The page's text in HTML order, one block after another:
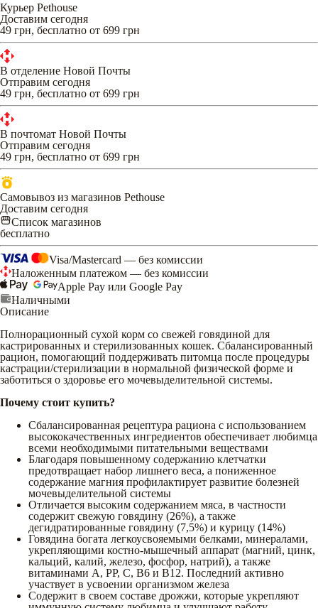
Курьер Pethouse
Доставим сегодня
49 грн, бесплатно от 699 грн
В отделение Новой Почты
Отправим сегодня
49 грн, бесплатно от 699 грн
В почтомат Новой Почты
Отправим сегодня
49 грн, бесплатно от 699 грн
Самовывоз из магазинов Pethouse
Доставим сегодня
Список магазинов
бесплатно
Visa/Mastercard — без комиссии
Наложенным платежом — без комиссии
Apple Pay или Google Pay
Наличными
Описание
Полнорационный сухой корм со свежей говядиной для
кастрированных и стерилизованных кошек. Сбалансированный
рацион, помогающий поддерживать питомца после процедуры
кастрации/стерилизации в нормальной физической форме и
заботиться о здоровье его мочевыделительной системы.
Почему стоит купить?
Сбалансированная рецептура рациона с использованием
высококачественных ингредиентов обеспечивает любимца
всеми необходимыми питательными веществами
Благодаря повышенному содержанию клетчатки
предотвращает набор лишнего веса, а пониженное
содержание магния профилактирует развитие болезней
мочевыделительной системы
Отличается высоким содержанием мяса, в частности
содержит свежую говядину (26%), а также
дегидратированные говядину (7,5%) и курицу (14%)
Говядина богата легкоусвояемыми белками, минералами,
укрепляющими костно-мышечный аппарат (магний, цинк,
кальций, калий, железо, фосфор, натрий), а также
витаминами А, РР, С, В6 и В12. Последний активно
участвует в усвоении организмом железа
Содержит в своем составе дрожжи, которые укрепляют